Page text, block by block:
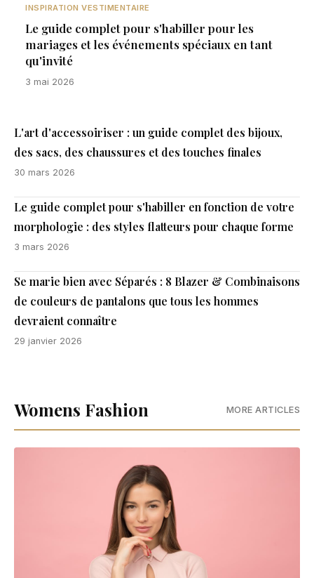
INSPIRATION VESTIMENTAIRE
Le guide complet pour s'habiller pour les
mariages et les événements spéciaux en tant
qu'invité
3 mai 2026
L'art d'accessoiriser : un guide complet des bijoux,
des sacs, des chaussures et des touches finales
30 mars 2026
Le guide complet pour s'habiller en fonction de votre
morphologie : des styles flatteurs pour chaque forme
3 mars 2026
Se marie bien avec Séparés : 8 Blazer & Combinaisons
de couleurs de pantalons que tous les hommes
devraient connaître
29 janvier 2026
Womens Fashion MORE ARTICLES